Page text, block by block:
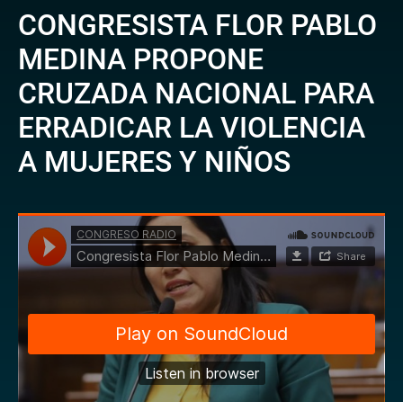
CONGRESISTA FLOR PABLO
MEDINA PROPONE
CRUZADA NACIONAL PARA
ERRADICAR LA VIOLENCIA
A MUJERES Y NIÑOS